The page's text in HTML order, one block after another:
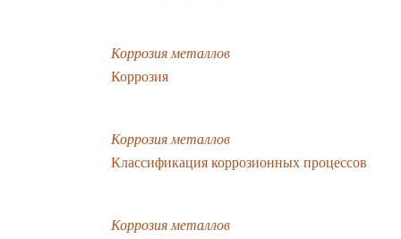
Коррозия металлов
Коррозия
Коррозия металлов
Классификация коррозионных процессов
Коррозия металлов